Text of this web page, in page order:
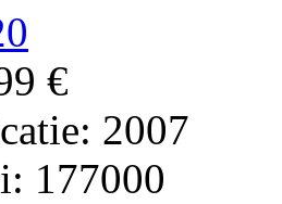
€
2007
177000